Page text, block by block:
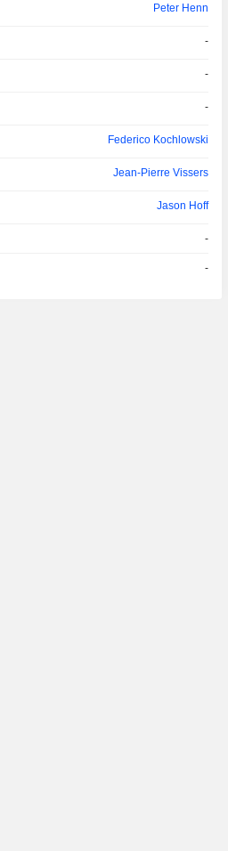
Peter Henn
-
-
-
Federico Kochlowski
Jean-Pierre Vissers
Jason Hoff
-
-